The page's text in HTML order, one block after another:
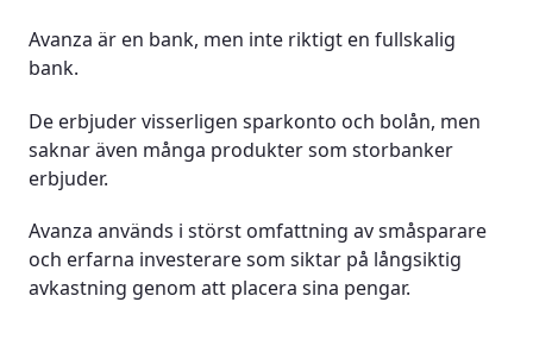
Avanza är en bank, men inte riktigt en fullskalig
bank.
De erbjuder visserligen sparkonto och bolån, men
saknar även många produkter som storbanker
erbjuder.
Avanza används i störst omfattning av småsparare
och erfarna investerare som siktar på långsiktig
avkastning genom att placera sina pengar.